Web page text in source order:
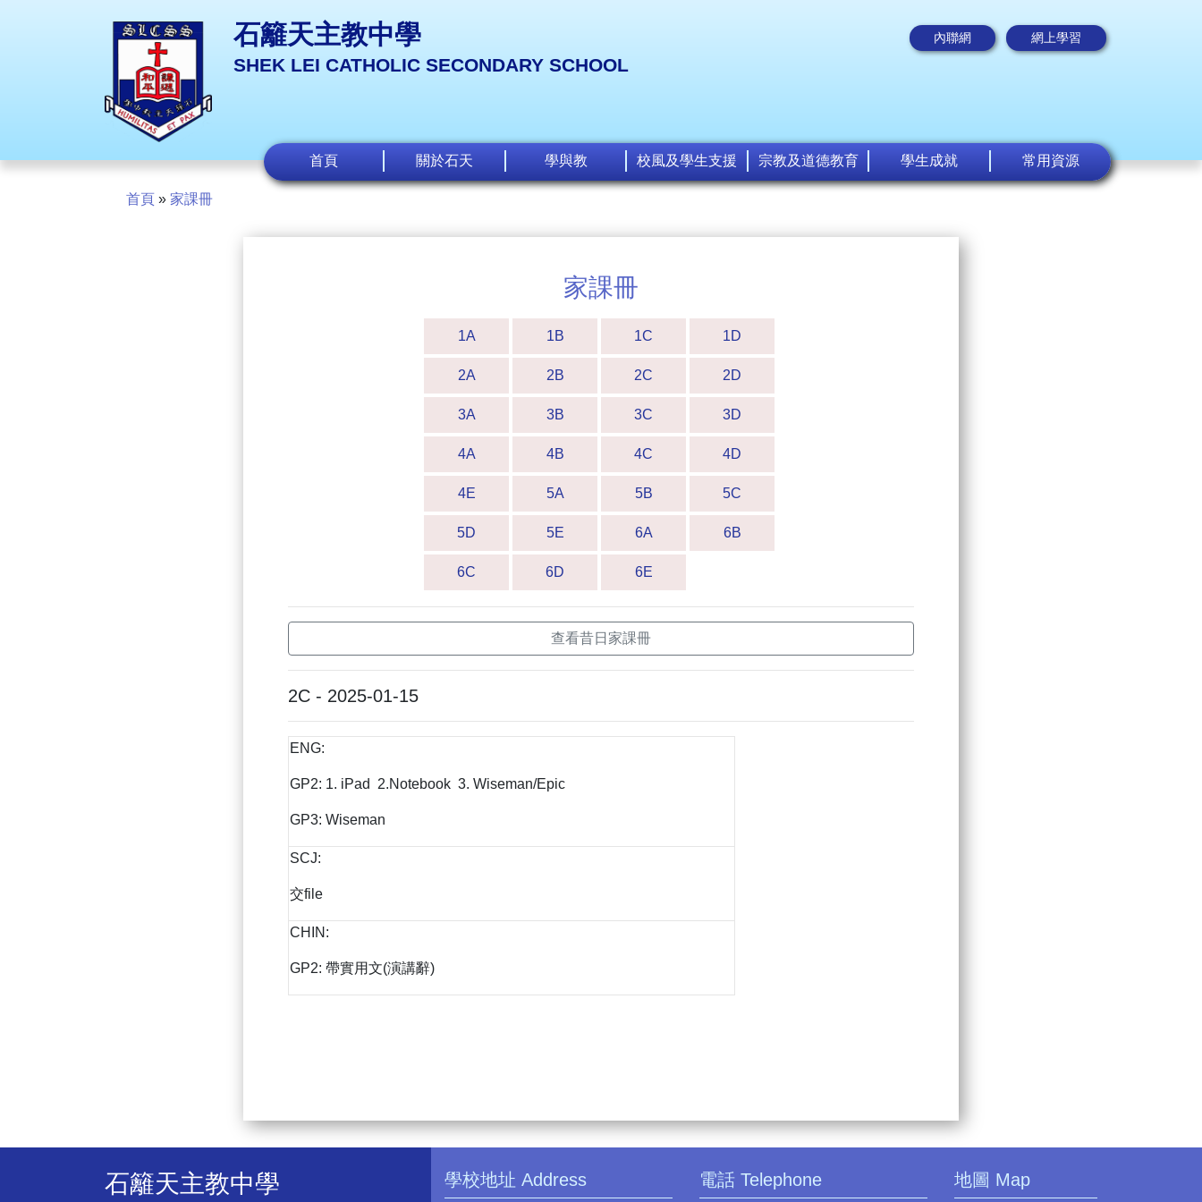
石籬天主教中學
SHEK LEI CATHOLIC SECONDARY SCHOOL
內聯網 網上學習
首頁 關於石天 學與教 校風及學生支援 宗教及道德教育 學生成就 常用資源
首頁 » 家課冊
家課冊
1A 1B 1C 1D
2A 2B 2C 2D
3A 3B 3C 3D
4A 4B 4C 4D
4E 5A 5B 5C
5D 5E 6A 6B
6C 6D 6E
查看昔日家課冊
2C - 2025-01-15
ENG:
GP2: 1. iPad 2.Notebook 3. Wiseman/Epic
GP3: Wiseman
SCJ:
交file
CHIN:
GP2: 帶實用文(演講辭)
石籬天主教中學 學校地址 Address 電話 Telephone 地圖 Map